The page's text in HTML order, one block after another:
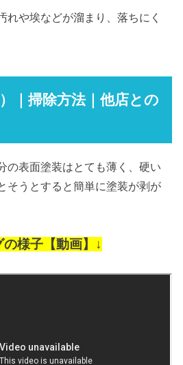
れや埃などが溜まり、落ちにく
｜掃除方法｜他店との
の表面塗装はとても薄く、硬い
そうとすると簡単に塗装が剥が
様子【動画】↓